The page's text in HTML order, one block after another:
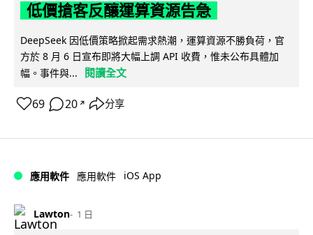
低價搶客反釀運算資源告急
DeepSeek 因低價策略掀起需求熱潮，運算資源不勝負荷，官
方於 8 月 6 日宣布即將大幅上調 API 收費，惟未公布具體加
幅。事件與...
閱讀全文
69 20 ↗ 分享
應用軟件 應用軟件 iOS App
Lawton 1 日